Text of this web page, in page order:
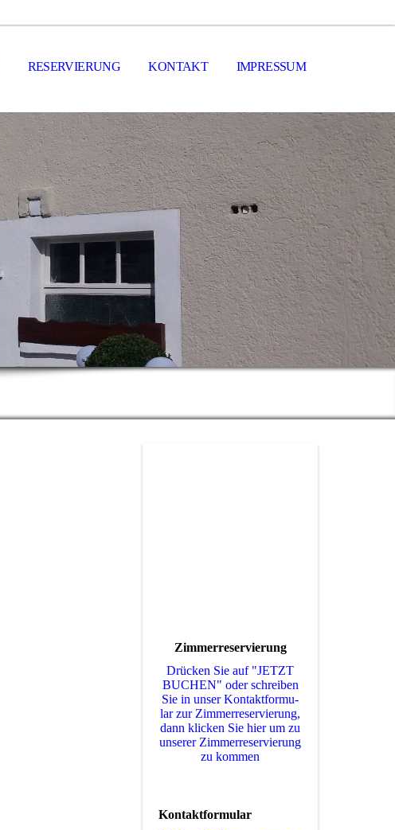
RESERVIERUNG KONTAKT IMPRESSUM
Zimmerreservierung
Drücken Sie auf "JETZT
BUCHEN" oder schreiben
Sie in unser Kon­takt­for­mu­
lar zur Zimmerreservierung,
dann klicken Sie hier um zu
unserer Zimmerreservierung
zu kommen
Kontaktformular